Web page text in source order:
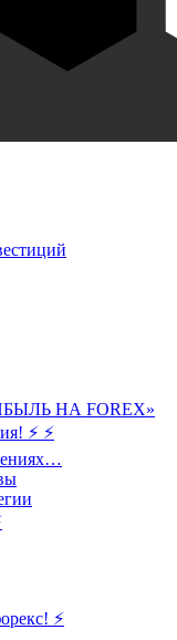
НА FOREX»
⚡ ⚡
⚡